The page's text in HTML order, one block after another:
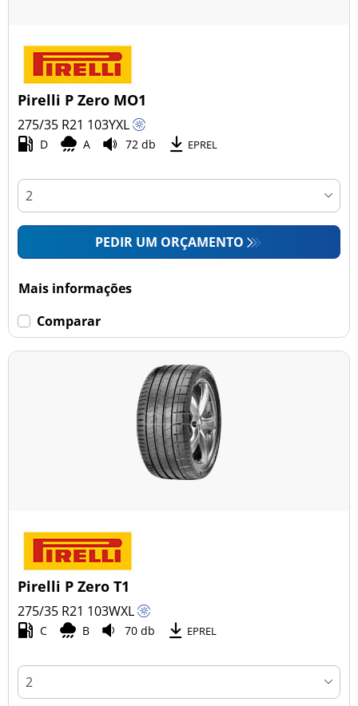
Pirelli P Zero MO1
275/35 R21 103YXL
D A 72 db EPREL
PEDIR UM ORÇAMENTO
Mais informações
Comparar
Pirelli P Zero T1
275/35 R21 103WXL
C B 70 db EPREL